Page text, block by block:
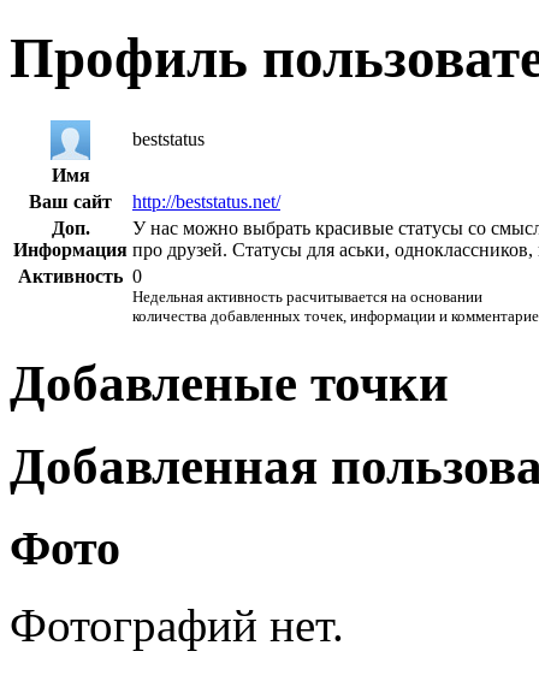
Профиль
beststatus
Имя
Ваш сайт
http://beststatus.net/
Доп.
Информация
У нас можно выбрать красивые статусы со
про друзей. Статусы для аськи, одноклассников,
Активность 0
Недельная активность расчитывается на основании
количества добавленных точек, информации и
Добавленые точки
Добавленная
Фото
Фотографий нет.